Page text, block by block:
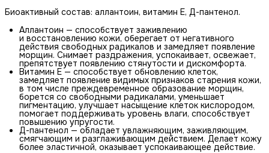
Биоактивный состав: аллантоин, витамин Е, Д-пантенол.
Аллантоин — способствует заживлению
и восстановлению кожи, оберегает от негативного
действия свободных радикалов и замедляет появление
морщин. Снимает раздражения, успокаивает, освежает,
препятствует появлению стянутости и дискомфорта.
Витамин Е — способствует обновлению клеток,
замедляет появление видимых признаков старения кожи,
в том числе преждевременное образование морщин,
борется со свободными радикалами, уменьшает
пигментацию, улучшает насыщение клеток кислородом,
помогает поддерживать уровень влаги, способствует
повышению упругости.
Д-пантенол — обладает увлажняющим, заживляющим,
смягчающим и разглаживающим действием. Делает кожу
более эластичной, оказывает успокаивающее действие.